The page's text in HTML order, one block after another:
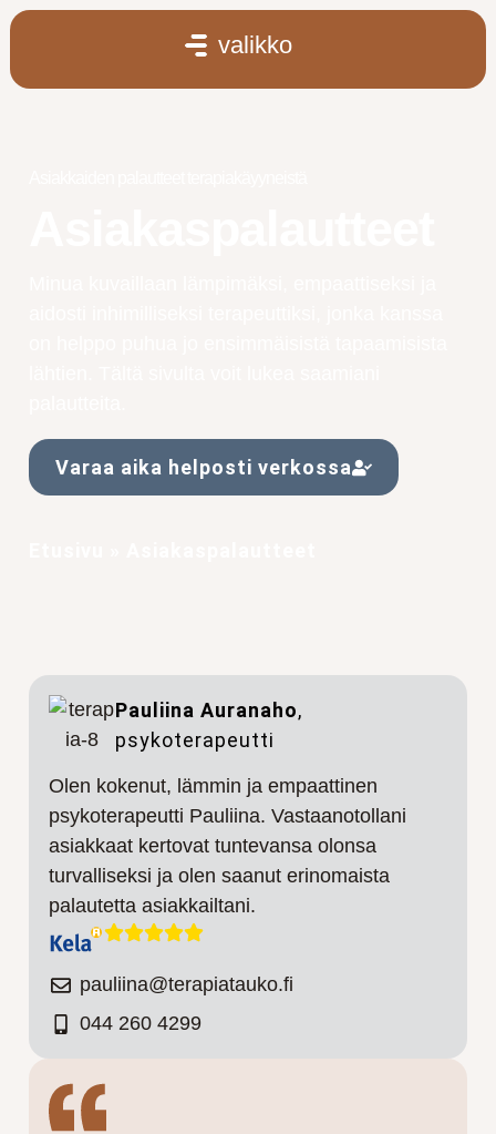
valikko
Varaa aika helposti verkossa
Pauliina Auranaho,
psykoterapeutti
Olen kokenut, lämmin ja empaattinen
psykoterapeutti Pauliina. Vastaanotollani
asiakkaat kertovat tuntevansa olonsa
turvalliseksi ja olen saanut erinomaista
palautetta asiakkailtani.
pauliina@terapiatauko.fi
044 260 4299